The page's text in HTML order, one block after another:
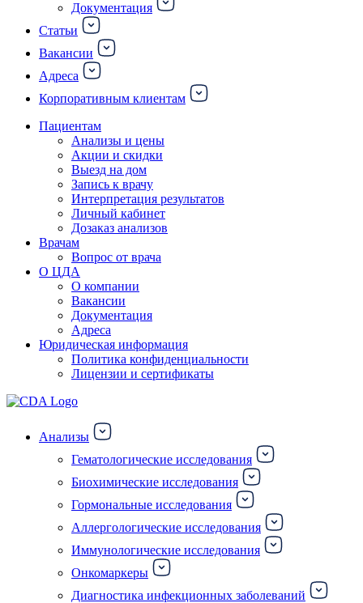
Документация
Статьи
Вакансии
Адреса
Корпоративным клиентам
Пациентам
Анализы и цены
Акции и скидки
Выезд на дом
Запись к врачу
Интерпретация результатов
Личный кабинет
Дозаказ анализов
Врачам
Вопрос от врача
О ЦДА
О компании
Вакансии
Документация
Адреса
Юридическая информация
Политика конфиденциальности
Лицензии и сертификаты
Анализы
Гематологические исследования
Биохимические исследования
Гормональные исследования
Аллергологические исследования
Иммунологические исследования
Онкомаркеры
Диагностика инфекционных заболеваний